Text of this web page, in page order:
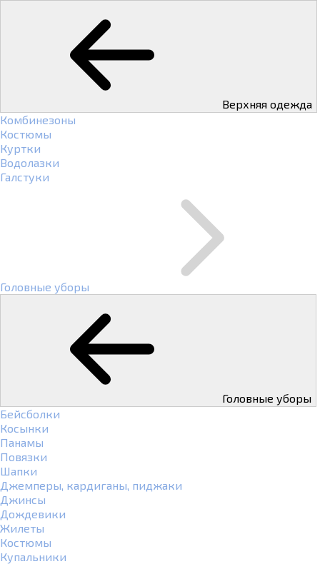
Верхняя одежда
Комбинезоны
Костюмы
Куртки
Водолазки
Галстуки
Головные уборы
Головные уборы
Бейсболки
Косынки
Панамы
Повязки
Шапки
Джемперы, кардиганы, пиджаки
Джинсы
Дождевики
Жилеты
Костюмы
Купальники